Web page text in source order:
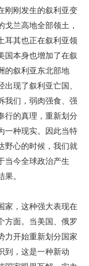
刚刚发生的叙利亚变
戈兰高地全部领土，
耳其也正在叙利亚领
国本身也增加了在叙
的叙利亚东北部地
现了叙利亚亡国、
我们，弱肉强食、强
行的真理，重新划分
一种现实。因此当特
野心的时候，我们就
当今全球政治产生
。
家，这种强大表现在
方面。当美国、俄罗
力开始重新划分国家
到，这是一种新动